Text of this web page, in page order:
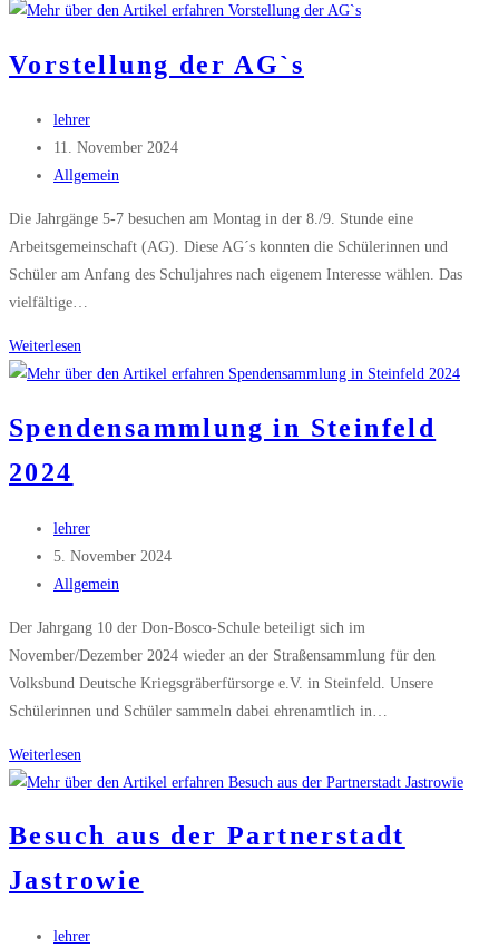
der
Schulen
Vorstellung der AG`s
Beitrags-
Autor:
lehrer
Beitrag
veröffentlicht:
11. November 2024
Beitrags-
Allgemein
Die Jahrgänge 5-7 besuchen am Montag in der 8./9. Stunde eine
Arbeitsgemeinschaft (AG). Diese AG´s konnten die Schülerinnen und
Schüler am Anfang des Schuljahres nach eigenem Interesse wählen. Das
vielfältige…
Weiterlesen
der
Spendensammlung in Steinfeld
2024
Beitrags-
Autor:
lehrer
Beitrag
veröffentlicht:
5. November 2024
Beitrags-
Allgemein
Der Jahrgang 10 der Don-Bosco-Schule beteiligt sich im
November/Dezember 2024 wieder an der Straßensammlung für den
Volksbund Deutsche Kriegsgräberfürsorge e.V. in Steinfeld. Unsere
Schülerinnen und Schüler sammeln dabei ehrenamtlich in…
Weiterlesen
in
2024
Besuch aus der Partnerstadt
Jastrowie
Beitrags-
lehrer